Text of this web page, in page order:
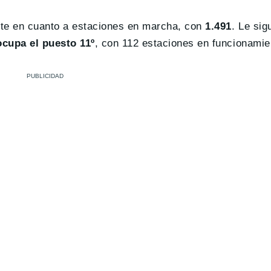
en cuanto a estaciones en marcha, con 1.491. Le
el puesto 11º, con 112 estaciones en